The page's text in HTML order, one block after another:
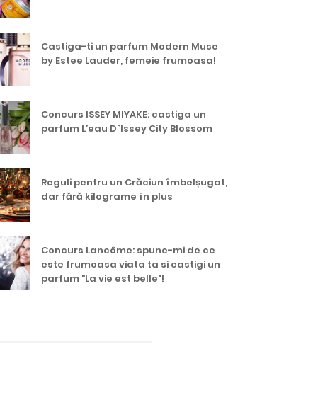
Castiga-ti un parfum Modern Muse
by Estee Lauder, femeie frumoasa!
Concurs ISSEY MIYAKE: castiga un
parfum L’eau D`Issey City Blossom
Reguli pentru un Crăciun îmbelșugat,
dar fără kilograme în plus
Concurs Lancôme: spune-mi de ce
este frumoasa viata ta si castigi un
parfum "La vie est belle"!